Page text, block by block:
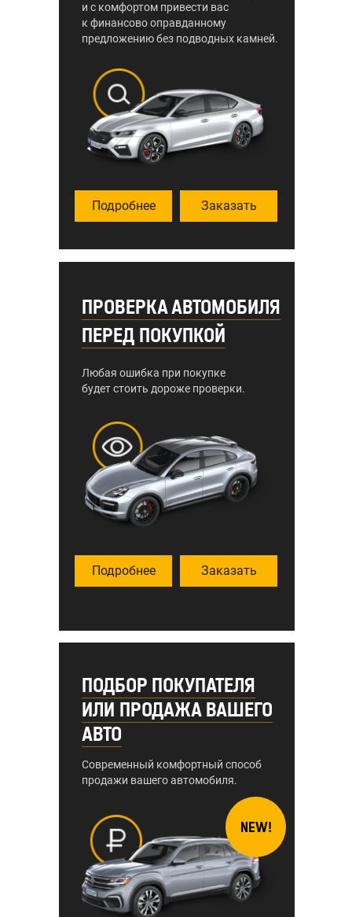
ПРОВЕРКА АВТОМОБИЛЯ
ПЕРЕД ПОКУПКОЙ
Любая ошибка при покупке
будет стоить дороже проверки.
Подробнее
ПОДБОР ПОКУПАТЕЛЯ
ИЛИ ПРОДАЖА ВАШЕГО
АВТО
Современный комфортный способ
продажи вашего автомобиля.
Подробнее
и с комфортом привести вас
к финансово оправданному
предложению без подводных камней.
Заказать
NEW!
Заказать